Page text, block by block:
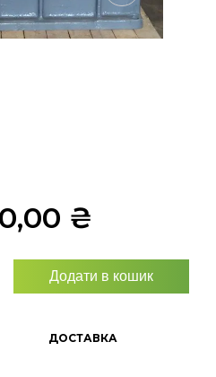
₴
Додати в кошик
ДОСТАВКА